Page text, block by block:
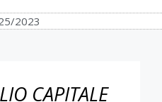
2023
CAPITALE